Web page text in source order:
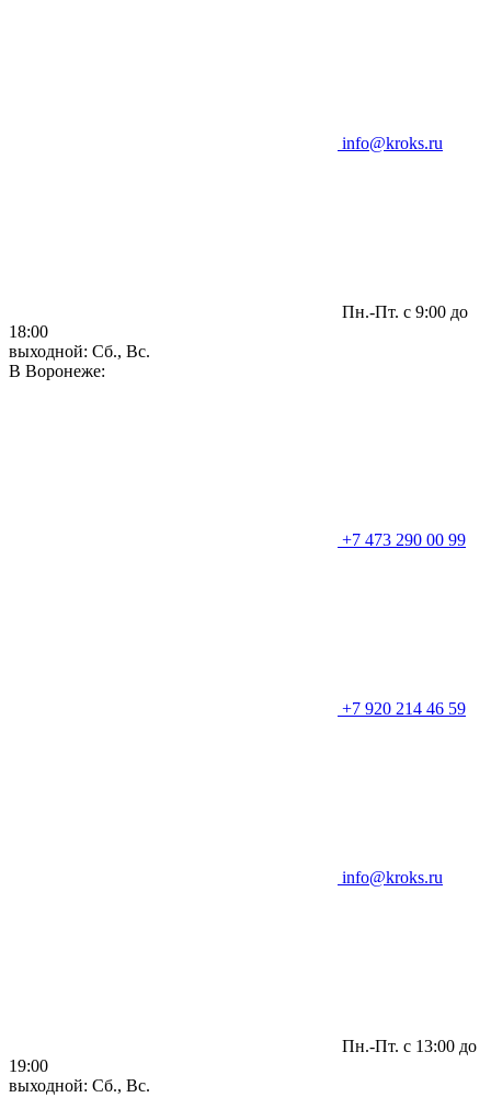
info@kroks.ru
Пн.-Пт. с 9:00 до
18:00
выходной: Сб., Вс.
В Воронеже:
+7 473 290 00 99
+7 920 214 46 59
info@kroks.ru
Пн.-Пт. с 13:00 до
19:00
выходной: Сб., Вс.